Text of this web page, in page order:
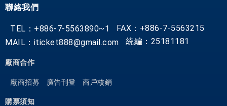
聯絡我們
TEL：+886-7-5563890~1
FAX：+886-7-5563215
MAIL：iticket888@gmail.com
統編：25181181
廠商合作
廠商招募 廣告刊登 商戶核銷
購票須知